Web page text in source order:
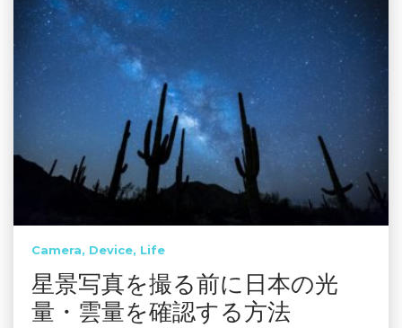
Camera Device Life
星景写真を撮る前に日本の光
量・雲量を確認する方法